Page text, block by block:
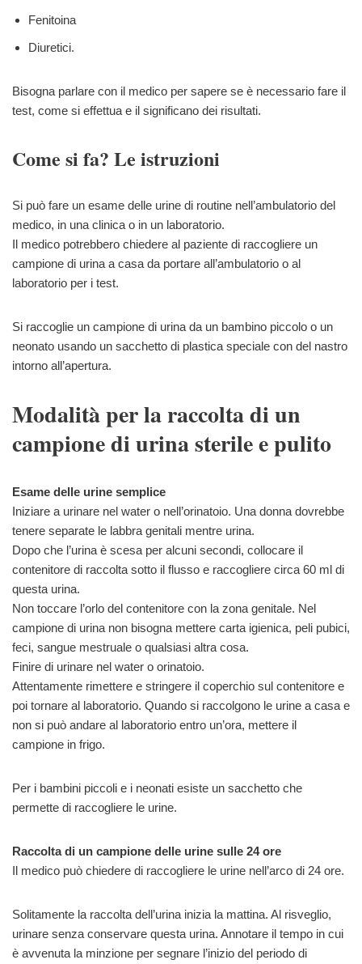
Fenitoina
Diuretici.
Bisogna parlare con il medico per sapere se è necessario fare il
test, come si effettua e il significano dei risultati.
Come si fa? Le istruzioni
Si può fare un esame delle urine di routine nell’ambulatorio del
medico, in una clinica o in un laboratorio.
Il medico potrebbero chiedere al paziente di raccogliere un
campione di urina a casa da portare all’ambulatorio o al
laboratorio per i test.
Si raccoglie un campione di urina da un bambino piccolo o un
neonato usando un sacchetto di plastica speciale con del nastro
intorno all’apertura.
Modalità per la raccolta di un
campione di urina sterile e pulito
Esame delle urine semplice
Iniziare a urinare nel water o nell’orinatoio. Una donna dovrebbe
tenere separate le labbra genitali mentre urina.
Dopo che l’urina è scesa per alcuni secondi, collocare il
contenitore di raccolta sotto il flusso e raccogliere circa 60 ml di
questa urina.
Non toccare l’orlo del contenitore con la zona genitale. Nel
campione di urina non bisogna mettere carta igienica, peli pubici,
feci, sangue mestruale o qualsiasi altra cosa.
Finire di urinare nel water o orinatoio.
Attentamente rimettere e stringere il coperchio sul contenitore e
poi tornare al laboratorio. Quando si raccolgono le urine a casa e
non si può andare al laboratorio entro un’ora, mettere il
campione in frigo.
Per i bambini piccoli e i neonati esiste un sacchetto che
permette di raccogliere le urine.
Raccolta di un campione delle urine sulle 24 ore
Il medico può chiedere di raccogliere le urine nell’arco di 24 ore.
Solitamente la raccolta dell’urina inizia la mattina. Al risveglio,
urinare senza conservare questa urina. Annotare il tempo in cui
è avvenuta la minzione per segnare l’inizio del periodo di